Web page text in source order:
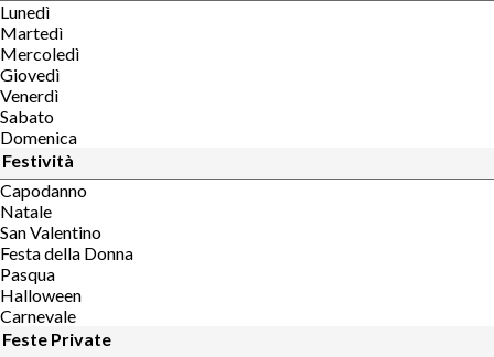
Lunedì
Martedì
Mercoledì
Giovedì
Venerdì
Sabato
Domenica
Festività
Capodanno
Natale
San Valentino
Festa della Donna
Pasqua
Halloween
Carnevale
Feste Private